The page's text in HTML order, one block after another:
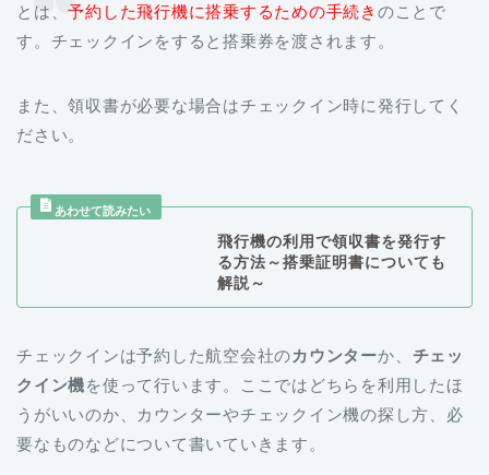
とは、予約した飛行機に搭乗するための手続き のことで
す。チェックインをすると搭乗券を渡されます。
また、領収書が必要な場合はチェックイン時に発行してく
ださい。
飛行機の利用で領収書を発行す
る方法～搭乗証明書についても
解説～
チェックインは予約した航空会社のカウンターか、 チェッ
クイン機を使って行います。ここではどちらを利用したほ
うがいいのか、カウンターやチェックイン機の探し方、必
要なものなどについて書いていきます。